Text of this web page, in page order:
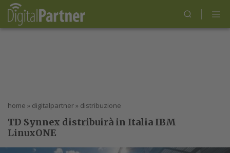
home » digitalpartner» distribuzione
TD Synnex distribuirà in Italia IBM
LinuxONE